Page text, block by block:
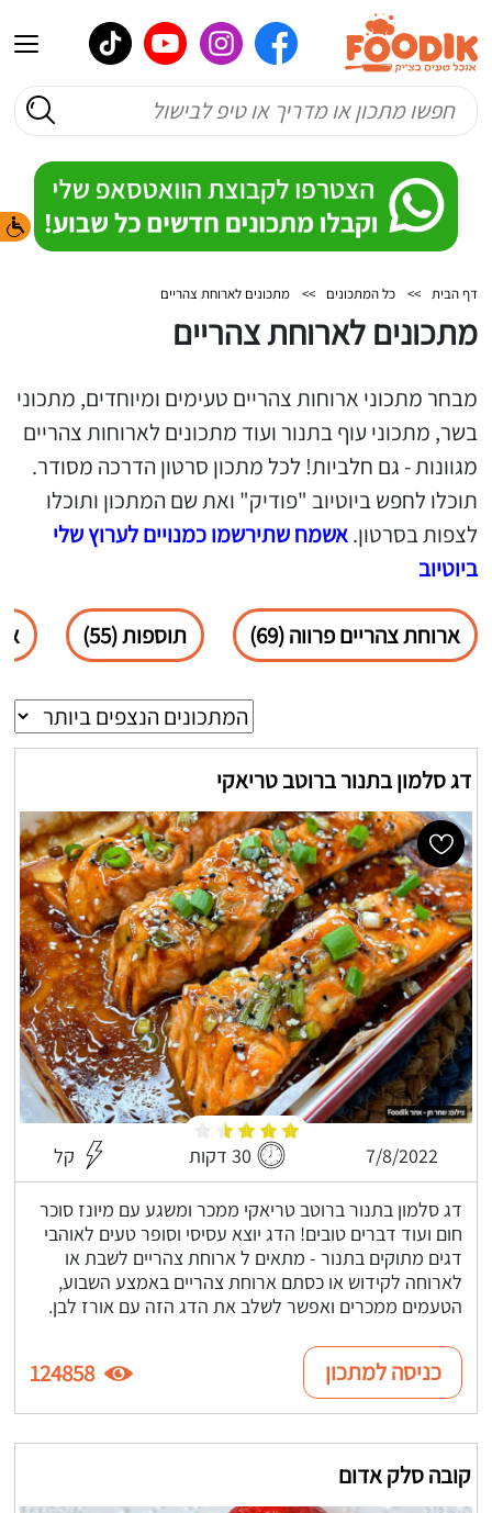
דף הבית >> כל המתכונים >> מתכונים לארוחת צהריים
מתכונים לארוחת צהריים
מבחר מתכוני ארוחות צהריים טעימים ומיוחדים, מתכוני
בשר, מתכוני עוף בתנור ועוד מתכונים לארוחות צהריים
מגוונות - גם חלביות! לכל מתכון סרטון הדרכה מסודר.
תוכלו לחפש ביוטיוב "פודיק" ואת שם המתכון ותוכלו
לצפות בסרטון.אשמח שתירשמו כמנויים לערוץ שלי
ביוטיוב
ארוחת צהריים פרווה (69) תוספות (55)
דג סלמון בתנור ברוטב טריאקי
7/8/2022 30 דקות קל
דג סלמון בתנור ברוטב טריאקי ממכר ומשגע עם מיונז סוכר
חום ועוד דברים טובים! הדג יוצא עסיסי וסופר טעים לאוהבי
דגים מתוקים בתנור - מתאים ל ארוחת צהריים לשבת או
לארוחה לקידוש או כסתם ארוחת צהריים באמצע השבוע,
הטעמים ממכרים ואפשר לשלב את הדג הזה עם אורז לבן.
כניסה למתכון 124858
קובה סלק אדום